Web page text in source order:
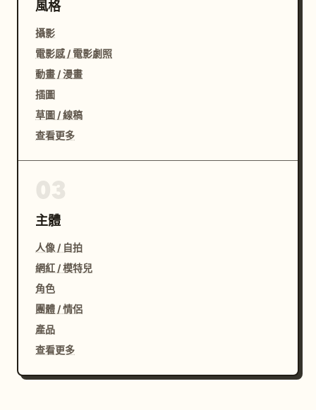
風格
攝影
電影感 / 電影劇照
動畫 / 漫畫
插圖
草圖 / 線稿
查看更多
主體
人像 / 自拍
網紅 / 模特兒
角色
團體 / 情侶
產品
查看更多